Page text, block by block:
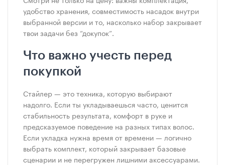
удобство хранения, совместимость насадок внутри
выбранной версии и то, насколько набор закрывает
твои задачи без “докупок”.
Что важно учесть перед
покупкой
Стайлер — это техника, которую выбирают
надолго. Если ты укладываешься часто, ценится
стабильность результата, комфорт в руке и
предсказуемое поведение на разных типах волос.
Если укладка нужна время от времени — логично
выбрать комплект, который закрывает базовые
сценарии и не перегружен лишними аксессуарами.